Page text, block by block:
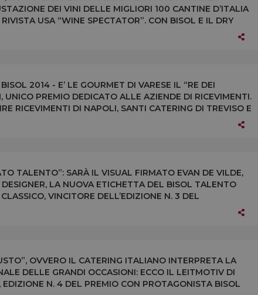
DEI VINI DELLE MIGLIORI 100 CANTINE D’ITALIA
USA “WINE SPECTATOR”. CON BISOL E IL DRY
SUPERIORE CARTIZZE 2012
2014 - E’ LE GOURMET DI VARESE IL “RE DEI
UNICO PREMIO DEDICATO ALLE AZIENDE DI RICEVIMENTI.
RICEVIMENTI DI NAPOLI, SANTI CATERING DI TREVISO E
TALENTO”: SARÀ IL VISUAL FIRMATO EVAN DE VILDE,
LA NUOVA ETICHETTA DEL BISOL TALENTO
VINCITORE DELL’EDIZIONE N. 3 DEL
DA BISOL E AFFORDABLE ART FAIR
OVVERO IL CATERING ITALIANO INTERPRETA LA
DELLE GRANDI OCCASIONI: ECCO IL LEITMOTIV DI
EDIZIONE N. 4 DEL PREMIO CON PROTAGONISTA BISOL